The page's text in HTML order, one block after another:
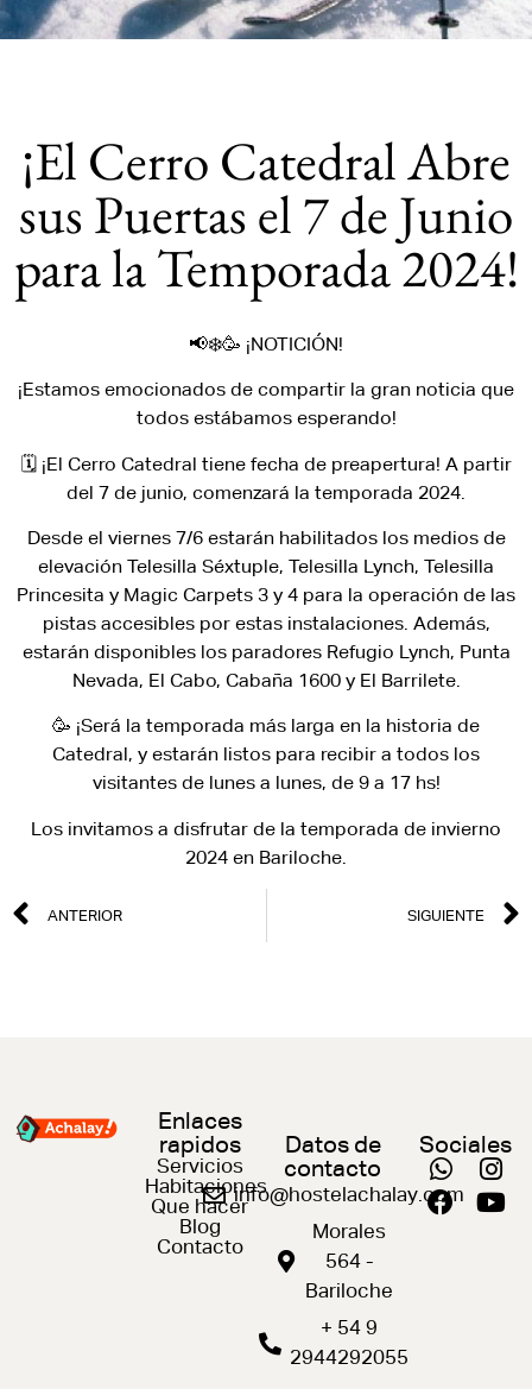
¡El Cerro Catedral Abre
sus Puertas el 7 de Junio
para la Temporada 2024!
📢❄️🥳 ¡NOTICIÓN!
¡Estamos emocionados de compartir la gran noticia que
todos estábamos esperando!
🗓 ¡El Cerro Catedral tiene fecha de preapertura! A partir
del 7 de junio, comenzará la temporada 2024.
Desde el viernes 7/6 estarán habilitados los medios de
elevación Telesilla Séxtuple, Telesilla Lynch, Telesilla
Princesita y Magic Carpets 3 y 4 para la operación de las
pistas accesibles por estas instalaciones. Además,
estarán disponibles los paradores Refugio Lynch, Punta
Nevada, El Cabo, Cabaña 1600 y El Barrilete.
🥳 ¡Será la temporada más larga en la historia de
Catedral, y estarán listos para recibir a todos los
visitantes de lunes a lunes, de 9 a 17 hs!
Los invitamos a disfrutar de la temporada de invierno
2024 en Bariloche.
ANTERIOR SIGUIENTE
Enlaces
rapidos
Servicios
Habitaciones
Que hacer
Blog
Contacto
Datos de
contacto
info@hostelachalay.com
Morales
564 -
Bariloche
+ 54 9
2944292055
Sociales